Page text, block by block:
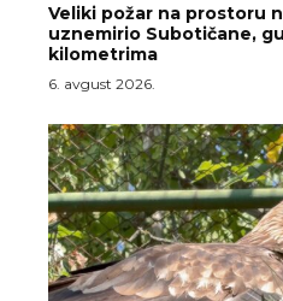
Veliki požar na prostoru
uznemirio Subotičane,
kilometrima
6. avgust 2026.